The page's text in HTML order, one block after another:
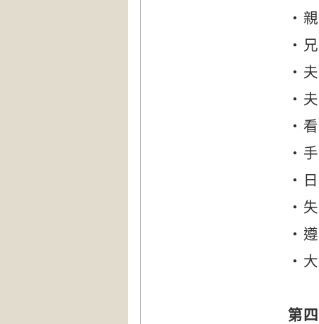
‧
‧
‧
‧
‧
‧
‧
‧
‧
‧
第